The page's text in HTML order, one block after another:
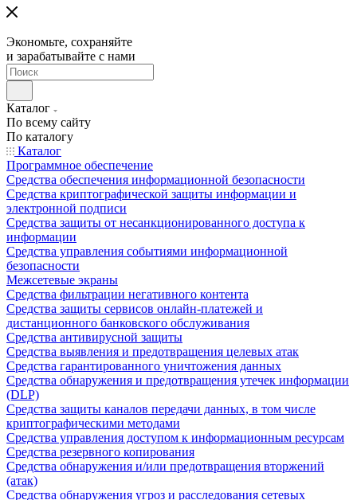
Экономьте, сохраняйте
и зарабатывайте с нами
Каталог
По всему сайту
По каталогу
Каталог
Программное обеспечение
Средства обеспечения информационной безопасности
Средства криптографической защиты информации и
электронной подписи
Средства защиты от несанкционированного доступа к
информации
Средства управления событиями информационной
безопасности
Межсетевые экраны
Средства фильтрации негативного контента
Средства защиты сервисов онлайн-платежей и
дистанционного банковского обслуживания
Средства антивирусной защиты
Средства выявления и предотвращения целевых атак
Средства гарантированного уничтожения данных
Средства обнаружения и предотвращения утечек информации
(DLP)
Средства защиты каналов передачи данных, в том числе
криптографическими методами
Средства управления доступом к информационным ресурсам
Средства резервного копирования
Средства обнаружения и/или предотвращения вторжений
(атак)
Средства обнаружения угроз и расследования сетевых